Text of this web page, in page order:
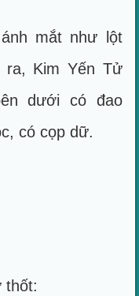
mắt như lột
ra, Kim Yến Tử
dưới có đao
có cọp dữ.
thốt: